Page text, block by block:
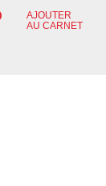
AJOUTER
AU CARNET